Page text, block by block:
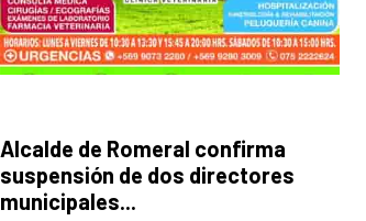
Alcalde de Romeral confirma
suspensión de dos directores
municipales...